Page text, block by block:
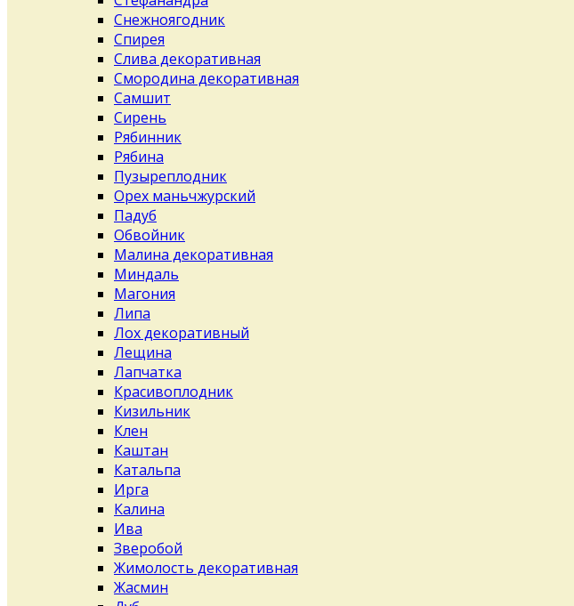
Снежноягодник
Спирея
Слива декоративная
Смородина декоративная
Самшит
Сирень
Рябинник
Рябина
Пузыреплодник
Орех маньчжурский
Падуб
Обвойник
Малина декоративная
Миндаль
Магония
Липа
Лох декоративный
Лещина
Лапчатка
Красивоплодник
Кизильник
Клен
Каштан
Катальпа
Ирга
Калина
Ива
Зверобой
Жимолость декоративная
Жасмин